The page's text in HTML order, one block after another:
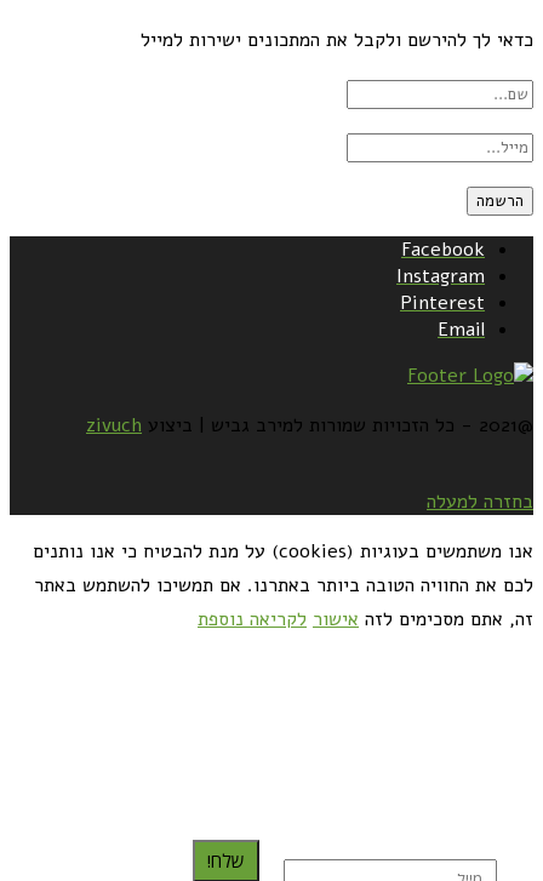
כדאי לך להירשם ולקבל את המתכונים ישירות למייל
Facebook
Instagram
Pinterest
Email
@2021 - כל הזכויות שמורות למירב גביש | ביצוע zivuch
בחזרה למעלה
אנו משתמשים בעוגיות (cookies) על מנת להבטיח כי אנו נותנים
לכם את החוויה הטובה ביותר באתרנו. אם תמשיכו להשתמש באתר
זה, אתם מסכימים לזה אישור לקריאה נוספת
שלח!